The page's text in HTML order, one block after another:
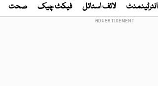
انٹرٹینمنٹ لائف اسٹائل فیکٹ چیک صحت